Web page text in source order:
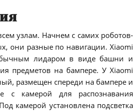
узлам. Начнем с самих роботов-
они разные по навигации. Xiaomi
лидаром в виде башни и
предметов на бампере. У Xiaomi
размещен спереди на бампере и
с камерой для распознавания
камерой установлена подсветка